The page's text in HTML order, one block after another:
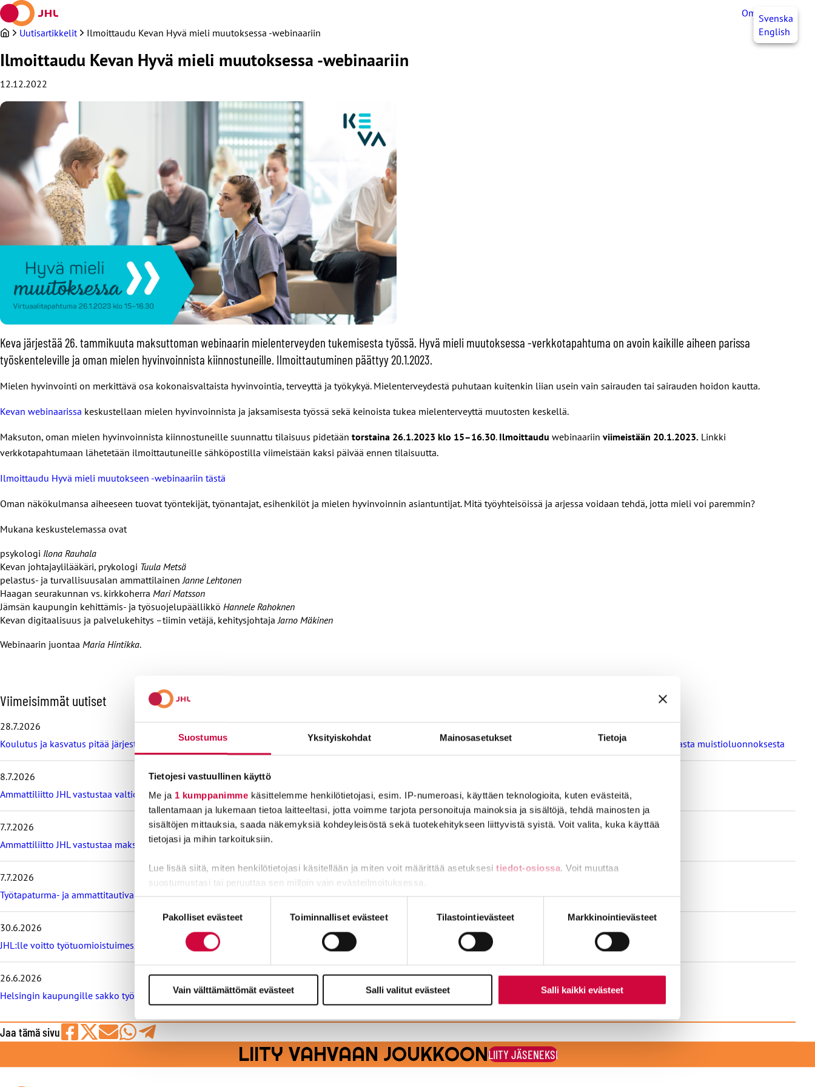
Suostumus Yksityiskohdat Mainosasetukset Tietoja
Tietojesi vastuullinen käyttö
Me ja 1 kumppanimme käsittelemme henkilötietojasi, esim. IP-numeroasi, käyttäen teknologioita, kuten evästeitä,
tallentamaan ja lukemaan tietoa laitteeltasi, jotta voimme tarjota personoituja mainoksia ja sisältöjä, tehdä mainosten ja
sisältöjen mittauksia, saada näkemyksiä kohdeyleisöstä sekä tuotekehitykseen liittyvistä syistä. Voit valita, kuka käyttää
tietojasi ja mihin tarkoituksiin.
Lue lisää siitä, miten henkilötietojasi käsitellään ja miten voit määrittää asetuksesi tiedot-osiossa. Voit muuttaa
suostumustasi tai peruuttaa sen milloin vain evästeilmoituksessa.
Evästeistä osa on välttämättömiä, osa sivuston toimintaa parantavia, ja osaa käytetään tilastointi- tai
Pakolliset evästeet Toiminnalliset evästeet Tilastointievästeet Markkinointievästeet
Vain välttämättömät evästeet Salli valitut evästeet Salli kaikki evästeet
Siirry
sisältöön
OmaJHLSvenska
English
Uutisartikkelit Ilmoittaudu Kevan Hyvä mieli muutoksessa -webinaariin
Ilmoittaudu Kevan Hyvä mieli muutoksessa -webinaariin
12.12.2022
Keva järjestää 26. tammikuuta maksuttoman webinaarin mielenterveyden tukemisesta työssä. Hyvä mieli muutoksessa -verkkotapahtuma on avoin kaikille aiheen parissa
työskenteleville ja oman mielen hyvinvoinnista kiinnostuneille. Ilmoittautuminen päättyy 20.1.2023.
Mielen hyvinvointi on merkittävä osa kokonaisvaltaista hyvinvointia, terveyttä ja työkykyä. Mielenterveydestä puhutaan kuitenkin liian usein vain sairauden tai sairauden hoidon kautta.
Kevan webinaarissa keskustellaan mielen hyvinvoinnista ja jaksamisesta työssä sekä keinoista tukea mielenterveyttä muutosten keskellä.
Maksuton, oman mielen hyvinvoinnista kiinnostuneille suunnattu tilaisuus pidetään torstaina 26.1.2023 klo 15–16.30. Ilmoittaudu webinaariin viimeistään 20.1.2023. ​​​​​​​Linkki
verkkotapahtumaan lähetetään ilmoittautuneille sähköpostilla viimeistään kaksi päivää ennen tilaisuutta.
Ilmoittaudu Hyvä mieli muutokseen -webinaariin tästä
Oman näkökulmansa aiheeseen tuovat työntekijät, työnantajat, esihenkilöt ja mielen hyvinvoinnin asiantuntijat. Mitä työyhteisöissä ja arjessa voidaan tehdä, jotta mieli voi paremmin?
Mukana keskustelemassa ovat
psykologi Ilona Rauhala
Kevan johtajaylilääkäri, prykologi Tuula Metsä
pelastus- ja turvallisuusalan ammattilainen Janne Lehtonen
Haagan seurakunnan vs. kirkkoherra Mari Matsson
Jämsän kaupungin kehittämis- ja työsuojelupäällikkö Hannele Rahoknen
Kevan digitaalisuus ja palvelukehitys –tiimin vetäjä, kehitysjohtaja Jarno Mäkinen
Webinaarin juontaa Maria Hintikka.
O
h
i
t
a
i
m
s
i
ä
t
u
u
t
s
e
t
Viimeisimmät uutiset
28.7.2026
Koulutus ja kasvatus pitää järjestää lasten ja nuorten hyvinvoinnin ehdoilla – Ammattiliitto JHL on antanut lausunnon koulujen ja oppilaitosten loma-aikoja koskevasta muistioluonnoksesta
8.7.2026
Ammattiliitto JHL vastustaa valtiokonttoria koskevan lain muutosta
7.7.2026
Ammattiliitto JHL vastustaa maksullisia avoimia korkeakoulututkintoja
7.7.2026
Työtapaturma- ja ammattitautivakuutus turvaa työelämässä, tiedä ainakin tämä vakuutuksesta
30.6.2026
JHL:lle voitto työtuomioistuimessa: raitiovaununkuljettaja irtisanottiin laittomasti, saa korvausta yli 12 000 euroa
26.6.2026
Helsingin kaupungille sakko työtuomioistuimesta, syynä työehtosopimuksen rikkominen
Jaa tämä sivu
LIITY VAHVAAN JOUKKOONLIITY JÄSENEKSI